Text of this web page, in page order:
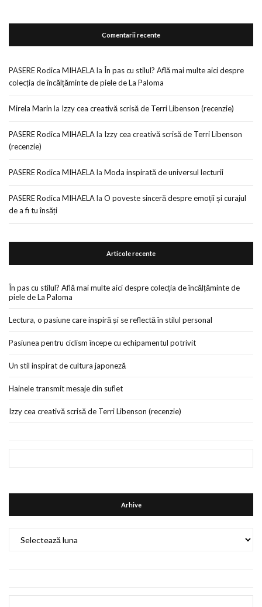
Comentarii recente
PASERE Rodica MIHAELAla În pas cu stilul? Află mai multe aici despre
colecția de încălțăminte de piele de La Paloma
Mirela Marin la Izzy cea creativă scrisă de Terri Libenson (recenzie)
PASERE Rodica MIHAELAla Izzy cea creativă scrisă de Terri Libenson
(recenzie)
PASERE Rodica MIHAELAla Moda inspirată de universul lecturii
PASERE Rodica MIHAELAla O poveste sinceră despre emoții și curajul
de a fi tu însăți
Articole recente
În pas cu stilul? Află mai multe aici despre colecția de încălțăminte de
piele de La Paloma
Lectura, o pasiune care inspiră și se reflectă în stilul personal
Pasiunea pentru ciclism începe cu echipamentul potrivit
Un stil inspirat de cultura japoneză
Hainele transmit mesaje din suflet
Izzy cea creativă scrisă de Terri Libenson (recenzie)
Arhive